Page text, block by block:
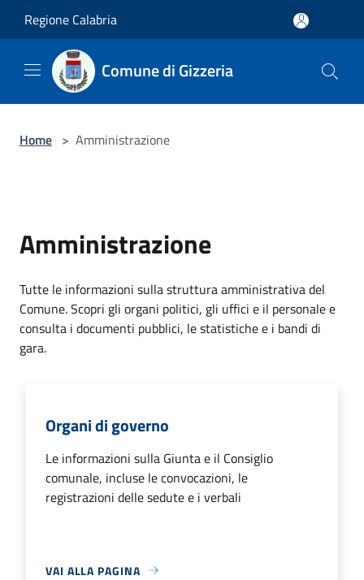
Regione Calabria
Comune di Gizzeria
Home > Amministrazione
Amministrazione
Tutte le informazioni sulla struttura amministrativa del
Comune. Scopri gli organi politici, gli uffici e il personale e
consulta i documenti pubblici, le statistiche e i bandi di
gara.
Organi di governo
Le informazioni sulla Giunta e il Consiglio
comunale, incluse le convocazioni, le
registrazioni delle sedute e i verbali
VAI ALLA PAGINA